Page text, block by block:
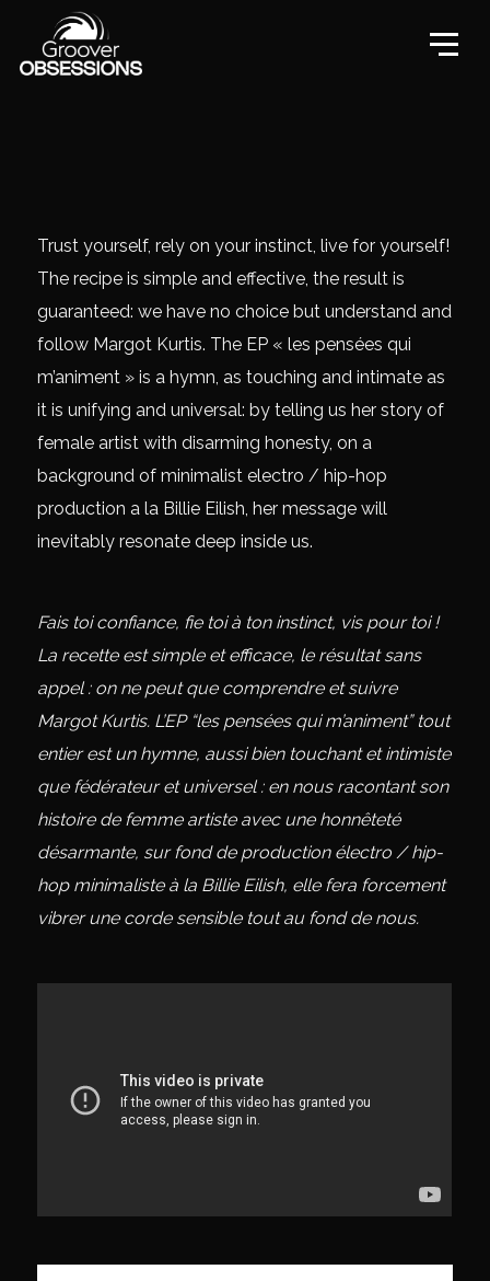
Trust yourself, rely on your instinct, live for yourself!
The recipe is simple and effective, the result is
guaranteed: we have no choice but understand and
follow Margot Kurtis. The EP « les pensées qui
m’animent » is a hymn, as touching and intimate as
it is unifying and universal: by telling us her story of
female artist with disarming honesty, on a
background of minimalist electro / hip-hop
production a la Billie Eilish, her message will
inevitably resonate deep inside us.
Fais toi confiance, fie toi à ton instinct, vis pour toi !
La recette est simple et efficace, le résultat sans
appel : on ne peut que comprendre et suivre
Margot Kurtis. L’EP “les pensées qui m’animent” tout
entier est un hymne, aussi bien touchant et intimiste
que fédérateur et universel : en nous racontant son
histoire de femme artiste avec une honnêteté
désarmante, sur fond de production électro / hip-
hop minimaliste à la Billie Eilish, elle fera forcement
vibrer une corde sensible tout au fond de nous.